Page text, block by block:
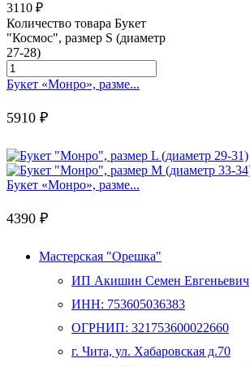
3110 ₽
Количество товара Букет
"Космос", размер S (диаметр
27-28)
Букет «Монро», разме...
5910 ₽
Букет «Монро», разме...
4390 ₽
Мастерская "Орешка"
ИП Акишин Семен Евгеньевич
ИНН: 753605036383
ОГРНИП: 321753600022660
г. Чита, ул. Хабаровская д.70